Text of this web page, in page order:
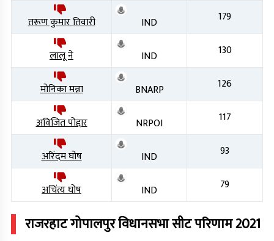
तरूण कुमार तिवारी IND 179
लालू ने IND 130
मोनिका मन्ना BNARP 126
अविजित पोद्दार NRPOI 117
अरिंदम घोष IND 93
अचिंत्य घोष IND 79
राजरहाट गोपालपुरविधानसभा सीट परिणाम2021